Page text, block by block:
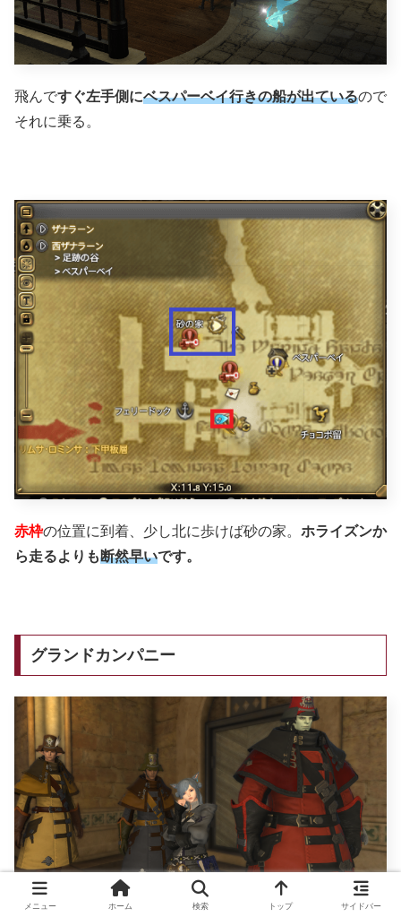
飛んですぐ左手側にベスパーベイ行きの船が出ているので
それに乗る。
赤枠の位置に到着、少し北に歩けば砂の家。 ホライズンか
ら走るよりも断然早いです。
グランドカンパニー
メニュー ホーム 検索 トップ サイドバー